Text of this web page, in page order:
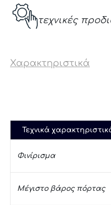
τεχνικές
Χαρακτηριστικά
Τεχνικά
Φινίρισμα
Μέγιστο βάρος πόρτας